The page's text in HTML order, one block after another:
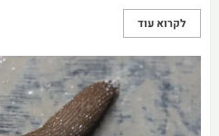
לקרוא עוד